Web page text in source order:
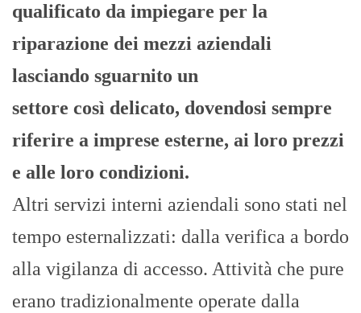
qualificato da impiegare per la
riparazione dei mezzi aziendali
lasciando sguarnito un
settore così delicato, dovendosi sempre
riferire a imprese esterne, ai loro prezzi
e alle loro condizioni.
Altri servizi interni aziendali sono stati nel
tempo esternalizzati: dalla verifica a bordo
alla vigilanza di accesso. Attività che pure
erano tradizionalmente operate dalla